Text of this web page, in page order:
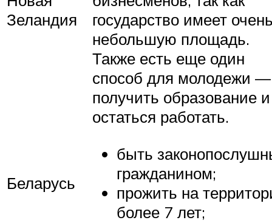
Зеландия
государство имеет
небольшую площадь.
Также есть еще один
способ для молодежи —
получить образование и
остаться работать.
Беларусь
быть
гражданином;
прожить на
более 7 лет;